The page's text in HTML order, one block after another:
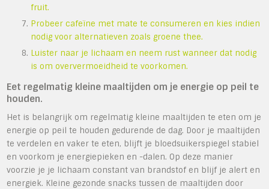
fruit.
Probeer cafeïne met mate te consumeren en kies indien
nodig voor alternatieven zoals groene thee.
Luister naar je lichaam en neem rust wanneer dat nodig
is om oververmoeidheid te voorkomen.
Eet regelmatig kleine maaltijden om je energie op peil te
houden.
Het is belangrijk om regelmatig kleine maaltijden te eten om je
energie op peil te houden gedurende de dag. Door je maaltijden
te verdelen en vaker te eten, blijft je bloedsuikerspiegel stabiel
en voorkom je energiepieken en -dalen. Op deze manier
voorzie je je lichaam constant van brandstof en blijf je alert en
energiek. Kleine gezonde snacks tussen de maaltijden door